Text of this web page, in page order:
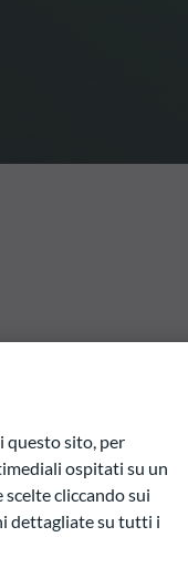
questo sito, per
ospitati su un
cliccando sui
dettagliate su tutti i